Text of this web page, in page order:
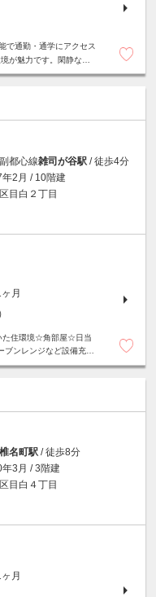
で通勤・通学にアクセス
が魅力です。閑静な住
都心線雑司が谷駅 / 徒歩4分
2月 / 10階建
目白２丁目
月
）
た住環境☆角部屋☆日当
ンレンジなど設備充実
椎名町駅 / 徒歩8分
3月 / 3階建
目白４丁目
ヶ月